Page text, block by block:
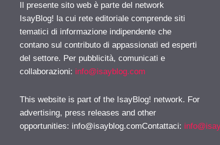
Il presente sito web è parte del network
IsayBlog! la cui rete editoriale comprende siti
tematici di informazione indipendente che
contano sul contributo di appassionati ed esperti
del settore. Per pubblicità, comunicati e
collaborazioni: info@isayblog.com
This website is part of the IsayBlog! network. For
advertising, press releases and other
opportunities: info@isayblog.comContattaci: